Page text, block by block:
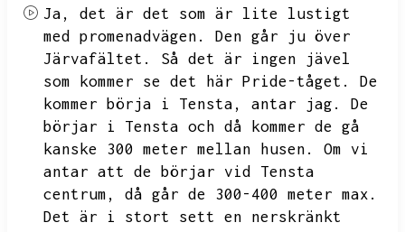
Ja,
det är det som är lite lustigt
med promenadvägen.
Den går ju över
Järvafältet.
Så det är ingen jävel
som kommer se det här Pride-tåget.
De
kommer börja i Tensta,
antar jag.
De
börjar i Tensta och då kommer de gå
kanske 300 meter mellan husen.
Om vi
antar att de börjar vid Tensta
centrum,
då går de 300-400 meter max.
Det är i stort sett en nerskränkt